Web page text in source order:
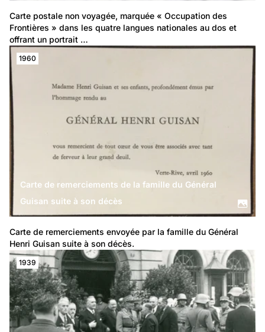
Carte postale non voyagée, marquée « Occupation des
Frontières » dans les quatre langues nationales au dos et
offrant un portrait …
1960
Carte de remerciements de la famille du Général
Guisan suite à son décès
Carte de remerciements envoyée par la famille du Général
Henri Guisan suite à son décès.
1939